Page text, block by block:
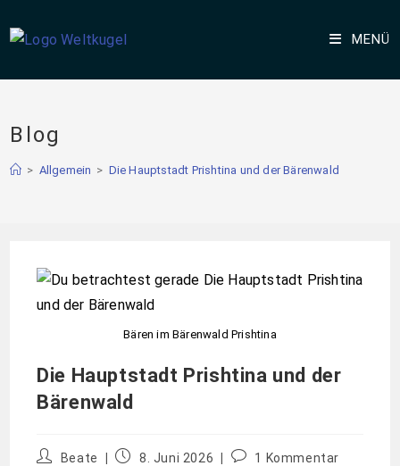
MENÜ
Blog
> Allgemein > Die Hauptstadt Prishtina und der Bärenwald
Bären im Bärenwald Prishtina
Die Hauptstadt Prishtina und der
Bärenwald
Beate 8. Juni 2026 1 Kommentar